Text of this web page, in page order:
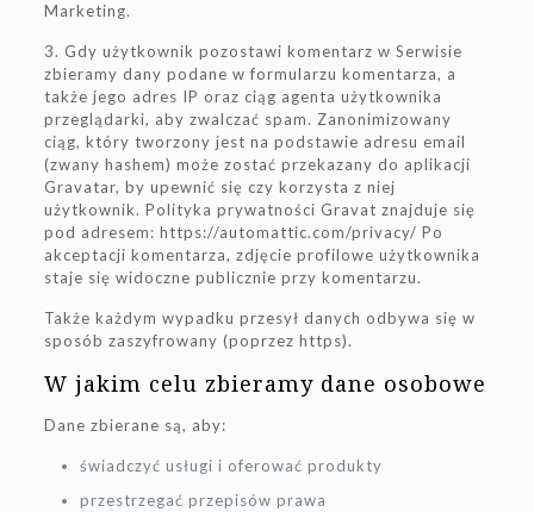
Marketing.
3. Gdy użytkownik pozostawi komentarz w Serwisie
zbieramy dany podane w formularzu komentarza, a
także jego adres IP oraz ciąg agenta użytkownika
przeglądarki, aby zwalczać spam. Zanonimizowany
ciąg, który tworzony jest na podstawie adresu email
(zwany hashem) może zostać przekazany do aplikacji
Gravatar, by upewnić się czy korzysta z niej
użytkownik. Polityka prywatności Gravat znajduje się
pod adresem: https://automattic.com/privacy/ Po
akceptacji komentarza, zdjęcie profilowe użytkownika
staje się widoczne publicznie przy komentarzu.
Także każdym wypadku przesył danych odbywa się w
sposób zaszyfrowany (poprzez https).
W jakim celu zbieramy dane osobowe
Dane zbierane są, aby:
świadczyć usługi i oferować produkty
przestrzegać przepisów prawa